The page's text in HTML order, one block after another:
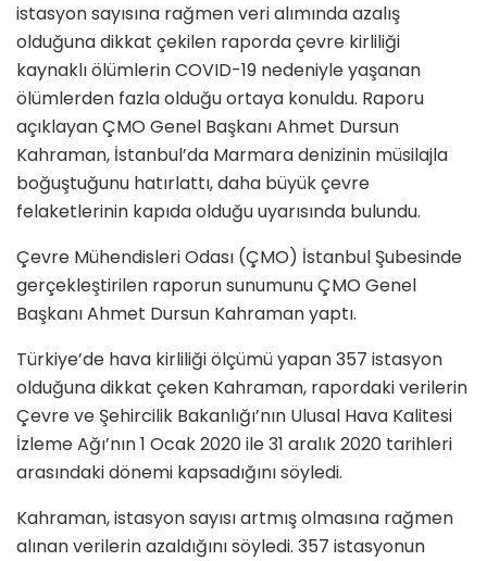
istasyon sayısına rağmen veri alımında azalış
olduğuna dikkat çekilen raporda çevre kirliliği
kaynaklı ölümlerin COVID-19 nedeniyle yaşanan
ölümlerden fazla olduğu ortaya konuldu. Raporu
açıklayan ÇMO Genel Başkanı Ahmet Dursun
Kahraman, İstanbul’da Marmara denizinin müsilajla
boğuştuğunu hatırlattı, daha büyük çevre
felaketlerinin kapıda olduğu uyarısında bulundu.
Çevre Mühendisleri Odası (ÇMO) İstanbul Şubesinde
gerçekleştirilen raporun sunumunu ÇMO Genel
Başkanı Ahmet Dursun Kahraman yaptı.
Türkiye’de hava kirliliği ölçümü yapan 357 istasyon
olduğuna dikkat çeken Kahraman, rapordaki verilerin
Çevre ve Şehircilik Bakanlığı’nın Ulusal Hava Kalitesi
İzleme Ağı’nın 1 Ocak 2020 ile 31 aralık 2020 tarihleri
arasındaki dönemi kapsadığını söyledi.
Kahraman, istasyon sayısı artmış olmasına rağmen
alınan verilerin azaldığını söyledi. 357 istasyonun